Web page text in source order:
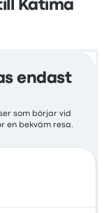
Katima
endast
som börjar vid
en bekväm resa.